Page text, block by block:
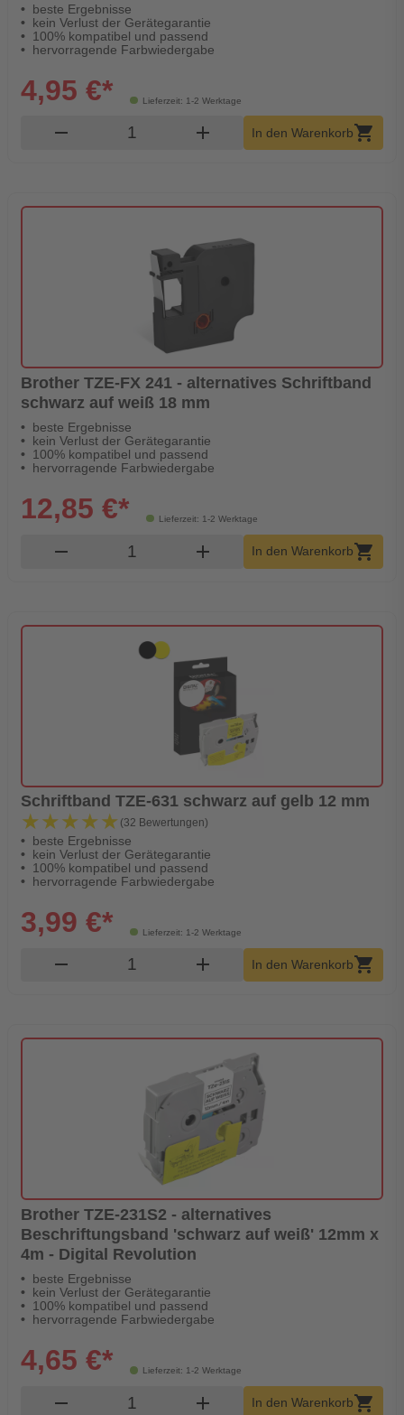
beste Ergebnisse
kein Verlust der Gerätegarantie
100% kompatibel und passend
hervorragende Farbwiedergabe
Lieferzeit: 1-2 Werktage
4,95 €*
remove Produkt Warenkorb Menge
add In den Warenkorbshopping_cart
Brother TZE-FX 241 - alternatives Schriftband
schwarz auf weiß 18 mm
beste Ergebnisse
kein Verlust der Gerätegarantie
100% kompatibel und passend
hervorragende Farbwiedergabe
Lieferzeit: 1-2 Werktage
12,85 €*
remove Produkt Warenkorb Menge
add In den Warenkorbshopping_cart
Schriftband TZE-631 schwarz auf gelb 12 mm
★★★★★
★★★★★ (32 Bewertungen)
beste Ergebnisse
kein Verlust der Gerätegarantie
100% kompatibel und passend
hervorragende Farbwiedergabe
Lieferzeit: 1-2 Werktage
3,99 €*
remove Produkt Warenkorb Menge
add In den Warenkorbshopping_cart
Brother TZE-231S2 - alternatives
Beschriftungsband 'schwarz auf weiß' 12mm x
4m - Digital Revolution
beste Ergebnisse
kein Verlust der Gerätegarantie
100% kompatibel und passend
hervorragende Farbwiedergabe
Lieferzeit: 1-2 Werktage
4,65 €*
remove Produkt Warenkorb Menge
add In den Warenkorbshopping_cart